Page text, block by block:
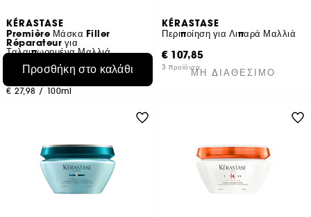
KÉRASTASE
Première Μάσκα Filler
Réparateur για
Ταλαιπωρημένα Μαλλιά
134
€ 55,95
€ 27,98 / 100ml
Προσθήκη στο καλάθι
KÉRASTASE
Περιποίηση για Λιπαρά Μαλλιά
€ 107,85
3 προϊόνταΜΗ ΔΙΑΘΈΣΙΜΟ